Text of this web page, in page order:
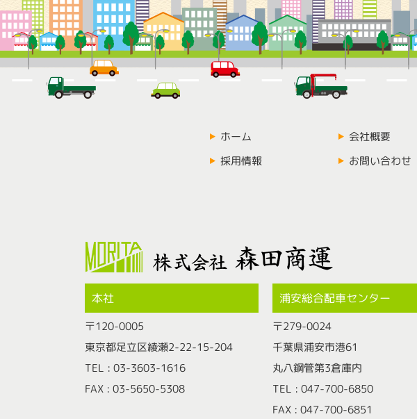
ホーム 会社概要
採用情報
お問い合わせ
本社
〒120-0005
東京都足立区綾瀬2-22-15-204
TEL : 03-3603-1616
FAX : 03-5650-5308
浦安総合配車センター
〒279-0024
千葉県浦安市港61
丸八鋼管第3倉庫内
TEL : 047-700-6850
FAX : 047-700-6851